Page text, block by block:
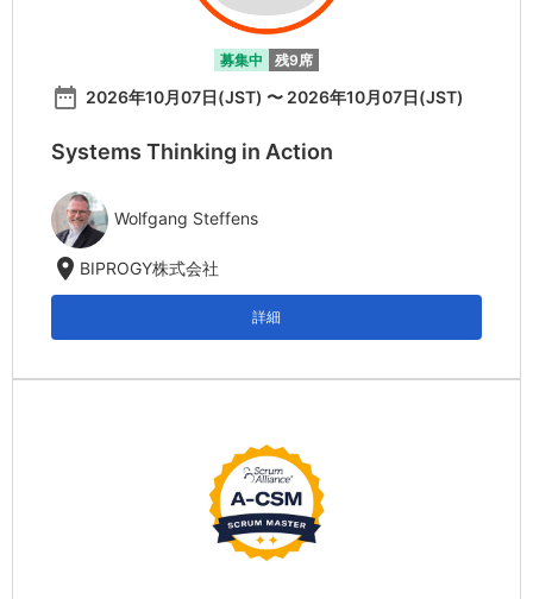
募集中 残9席
date_range 2026年10月07日(JST) 〜 2026年10月07日(JST)
Systems Thinking in Action
Wolfgang Steffens
location_on BIPROGY株式会社
詳細